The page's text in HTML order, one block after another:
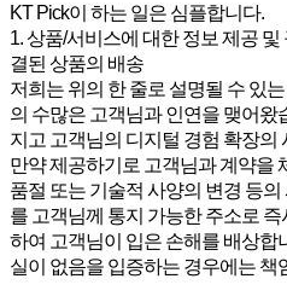
KT Pick이 하는 일은 심플합니다.
1. 상품/서비스에 대한 정보 제공
결된 상품의 배송
저희는 위의 한 줄로 설명될 수 있
의 수많은 고객님과 인연을 맺어왔
지고 고객님의 디지털 경험 확장의
만약 제공하기로 고객님과 계약을
품절 또는 기술적 사양의 변경 등
를 고객님께 통지 가능한 주소로
하여 고객님이 입은 손해를 배상합
실이 없음을 입증하는 경우에는 책